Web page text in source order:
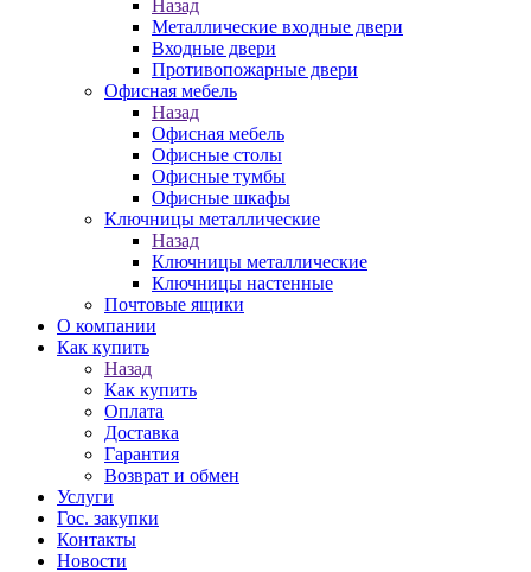
Назад
Металлические входные двери
Входные двери
Противопожарные двери
Офисная мебель
Назад
Офисная мебель
Офисные столы
Офисные тумбы
Офисные шкафы
Ключницы металлические
Назад
Ключницы металлические
Ключницы настенные
Почтовые ящики
О компании
Как купить
Назад
Как купить
Оплата
Доставка
Гарантия
Возврат и обмен
Услуги
Гос. закупки
Контакты
Новости